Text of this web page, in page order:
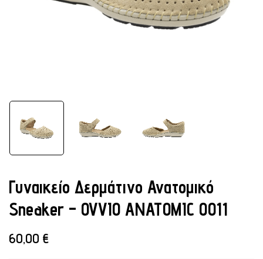
Γυναικείο Δερμάτινο Ανατομικό
Sneaker – OVVIO ANATOMIC 0011
60,00 €